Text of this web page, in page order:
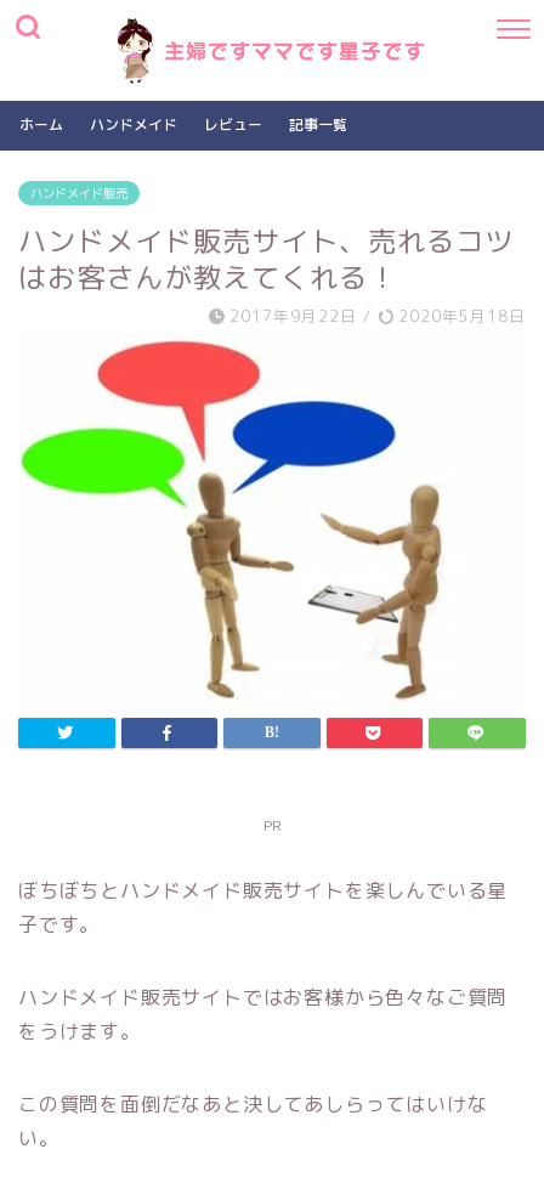
ホーム ハンドメイド レビュー 記事一覧
ハンドメイド販売
ハンドメイド販売サイト、売れるコツ
はお客さんが教えてくれる！
2017年9月22日 / 2020年5月18日
PR
ぼちぼちとハンドメイド販売サイトを楽しんでいる星
子です。
ハンドメイド販売サイトではお客様から色々なご質問
をうけます。
この質問を面倒だなあと決してあしらってはいけな
い。